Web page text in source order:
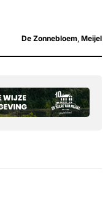
De Zonnebloem, Meijel